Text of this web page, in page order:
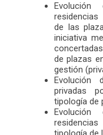
de las
iniciativa
de plazas
gestión
Evolución
privadas
tipología de